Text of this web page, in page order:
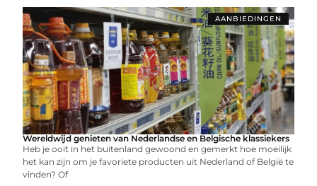
AANBIEDINGEN
Wereldwijd genieten van Nederlandse en Belgische klassiekers
Heb je ooit in het buitenland gewoond en gemerkt hoe moeilijk
het kan zijn om je favoriete producten uit Nederland of België te
vinden? Of